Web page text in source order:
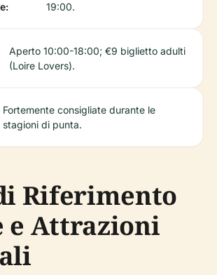
19:00.
Aperto 10:00-18:00; €9 biglietto adulti
(Loire Lovers).
Fortemente consigliate durante le
stagioni di punta.
Riferimento
e Attrazioni